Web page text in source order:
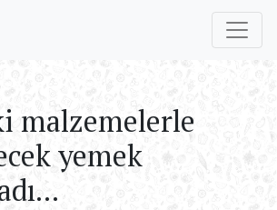
malzemelerle
yemek